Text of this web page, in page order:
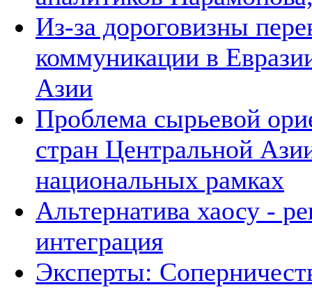
Из-за дороговизны
коммуникации в
Азии
Проблема сырьевой
стран Центральной
национальных рамках
Альтернатива хаосу -
интеграция
Эксперты: